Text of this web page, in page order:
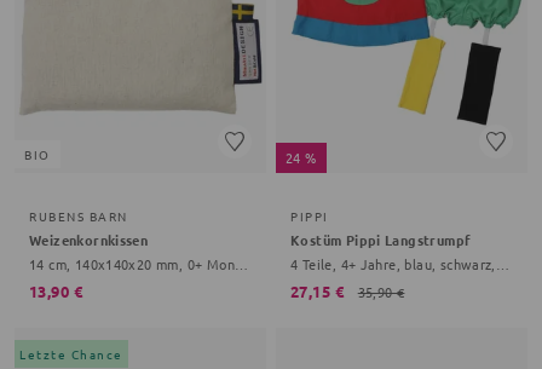
BIO
RUBENS BARN
Weizenkornkissen
14 cm, 140x140x20 mm, 0+ Monate, creme
13,90 €
24 %
PIPPI
Kostüm Pippi Langstrumpf
27,15 € 35,90 €
Letzte Chance